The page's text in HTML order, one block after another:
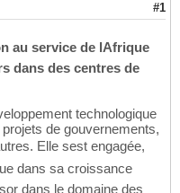
#1
au service de lAfrique
dans des centres de
technologique
de gouvernements,
Elle sest engagée,
dans sa croissance
dans le domaine des